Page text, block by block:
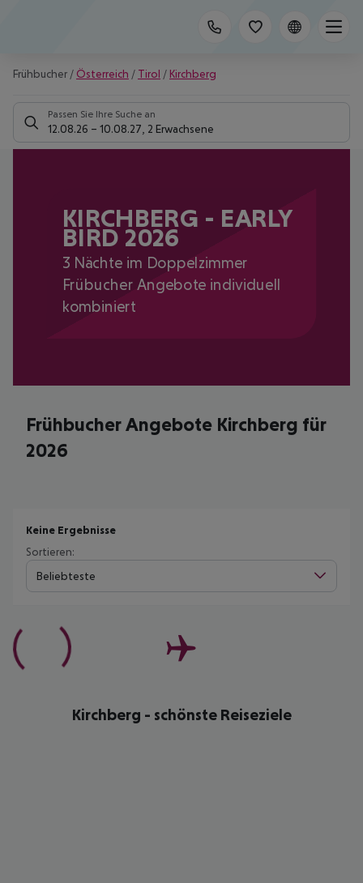
Frühbucher / Österreich / Tirol / Kirchberg
Passen Sie Ihre Suche an
12.08.26 – 10.08.27 2 Erwachsene
KIRCHBERG - EARLY
BIRD 2026
3 Nächte im Doppelzimmer
Frübucher Angebote individuell
kombiniert
Frühbucher Angebote Kirchberg für
2026
Keine Ergebnisse
Sortieren:
Beliebteste
Kirchberg - schönste Reiseziele